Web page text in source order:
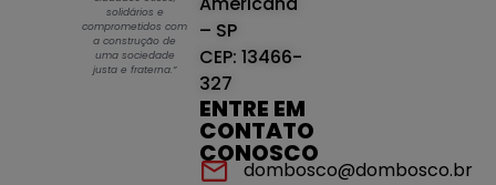
solidários e
comprometidos com
a construção de
uma sociedade
justa e fraterna.”
– SP
CEP: 13466-
327
ENTRE EM
CONTATO
CONOSCO
dombosco@dombosco.br